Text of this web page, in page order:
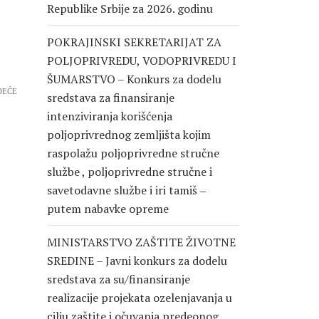
Republike Srbije za 2026. godinu
POKRAJINSKI SEKRETARIJAT ZA
POLJOPRIVREDU, VODOPRIVREDU I
ŠUMARSTVO – Konkurs za dodelu
sredstava za finansiranje
intenziviranja korišćenja
poljoprivrednog zemljišta kojim
raspolažu poljoprivredne stručne
službe , poljoprivredne stručne i
savetodavne službe i iri tamiš ‒
putem nabavke opreme
MINISTARSTVO ZAŠTITE ŽIVOTNE
SREDINE – Javni konkurs za dodelu
sredstava za su/finansiranje
realizacije projekata ozelenjavanja u